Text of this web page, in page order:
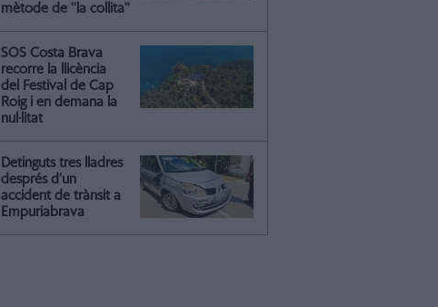
mètode de ''la collita''
SOS Costa Brava
recorre la llicència
del Festival de Cap
Roig i en demana la
nul·litat
Detinguts tres lladres
després d’un
accident de trànsit a
Empuriabrava